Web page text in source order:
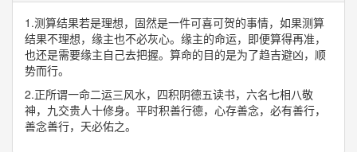
1.测算结果若是理想，固然是一件可喜可贺的事情，如果测算
结果不理想，缘主也不必灰心。缘主的命运，即便算得再准，
也还是需要缘主自己去把握。算命的目的是为了趋吉避凶，顺
势而行。
2.正所谓一命二运三风水，四积阴德五读书，六名七相八敬
神，九交贵人十修身。平时积善行德，心存善念，必有善行，
善念善行，天必佑之。